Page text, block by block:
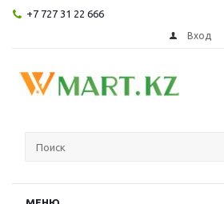
+7 727 31 22 666
Вход